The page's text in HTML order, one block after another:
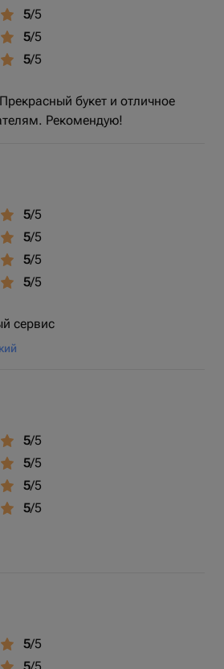
5/5
5/5
5/5
букет и отличное
Рекомендую!
5/5
5/5
5/5
5/5
сервис
5/5
5/5
5/5
5/5
5/5